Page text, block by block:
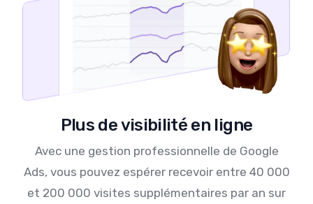
Plus de visibilité en ligne
Avec une gestion professionnelle de Google
Ads, vous pouvez espérer recevoir entre 40 000
et 200 000 visites supplémentaires par an sur